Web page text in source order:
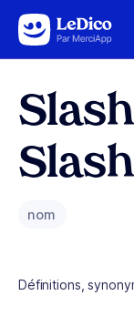
Aller au contenu
nom
Définitions,